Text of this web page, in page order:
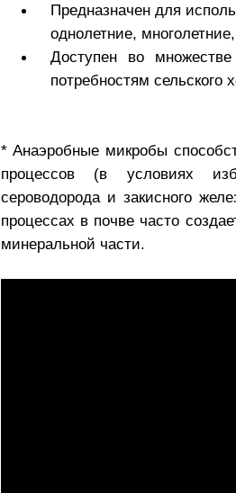
Предназначен для
однолетние,
Доступен во
потребностям сельского
* Анаэробные микробы
процессов (в условиях
сероводорода и закисного
процессах в почве часто
минеральной части.